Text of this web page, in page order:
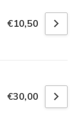
€10,50
€30,00